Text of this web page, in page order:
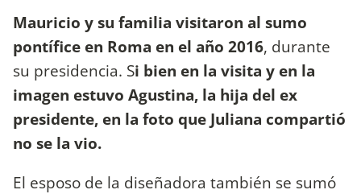
Mauricio y su familia visitaron al sumo
pontífice en Roma en el año 2016, durante
su presidencia. Si bien en la visita y en la
imagen estuvo Agustina, la hija del ex
presidente, en la foto que Juliana compartió
no se la vio.
El esposo de la diseñadora también se sumó